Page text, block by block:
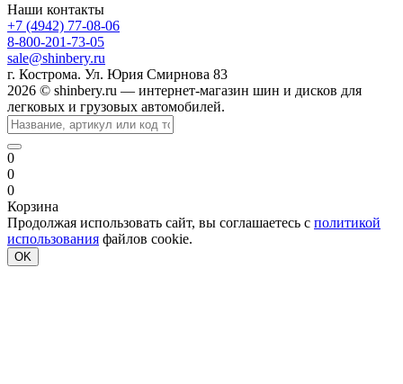
Наши контакты
+7 (4942) 77-08-06
8-800-201-73-05
sale@shinbery.ru
г. Кострома. Ул. Юрия Смирнова 83
2026 © shinbery.ru — интернет-магазин шин и дисков для
легковых и грузовых автомобилей.
0
0
0
Корзина
Продолжая использовать сайт, вы соглашаетесь с политикой
использования файлов cookie.
OK